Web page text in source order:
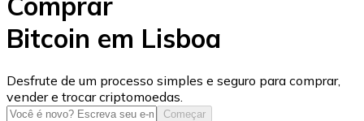
USD Coin
USDC
Bitcoin em Lisboa
Desfrute de um processo simples e seguro para comprar,
vender e trocar criptomoedas.
Começar